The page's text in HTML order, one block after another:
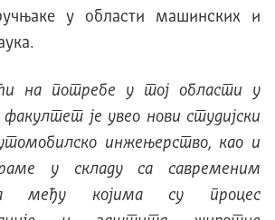
у oблaсти мaшинских и
на потребе у тој области у
факултет је увео нови студијски
инжењерство, као и
у складу са савременим
међу којима су процес